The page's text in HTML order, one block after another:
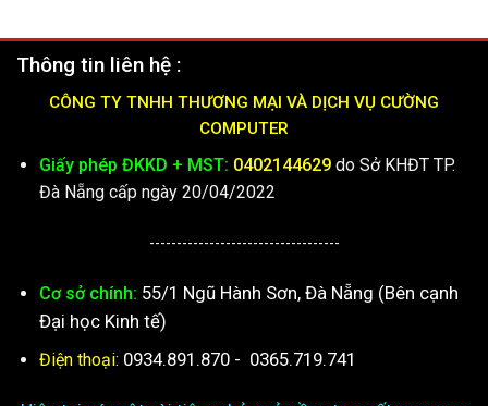
Thông tin liên hệ :
CÔNG TY TNHH THƯƠNG MẠI VÀ DỊCH VỤ CƯỜNG
COMPUTER
Giấy phép ĐKKD + MST: 0402144629do Sở KHĐT TP.
Đà Nẵng cấp ngày 20/04/2022
-----------------------------------
Cơ sở chính: 55/1 Ngũ Hành Sơn, Đà Nẵng (Bên cạnh
Đại học Kinh tế)
Điện thoại: 0934.891.870 - 0365.719.741